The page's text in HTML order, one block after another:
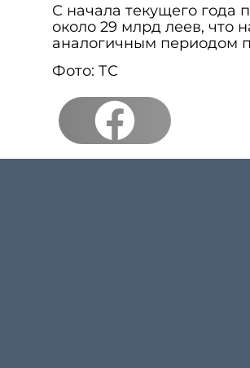
С начала текущего года
около 29 млрд леев, что
аналогичным периодом
Фото: ТС